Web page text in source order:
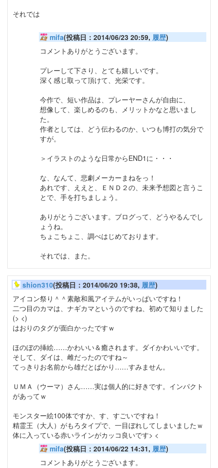
それでは
mifa(投稿日：2014/06/23 20:59, 履歴)
コメントありがとうございます。
プレーして下さり、とても嬉しいです。
深く感じ取って頂けて、光栄です。
今作で、短い作品は、プレーヤーさんが自由に、
想像して、楽しめるのも、メリットかなと思いまし
た。
作者としては、どう伝わるのか、いつも博打の気分で
すが。
＞イラストのような日常からEND1に・・・
な、なんて、悲劇メーカーまねをっ！
あれです、ええと、ＥＮＤ２の、未来予想図と言うこ
とで、手を打ちましょう。
ありがとうございます。ブログって、どうやるんでし
ょうね。
ちょこちょこ、調べはじめております。
それでは、また。
shion310(投稿日：2014/06/20 19:38, 履歴)
アイコン祭り＾＾素敵和風アイテムがいっぱいですね！
二つ目のカマは、ナギカマというのですね、初めて知りました
(> <)
はおりのタグが面白かったですｗ
ほのぼの挿絵……かわいい＆癒されます。ダイかわいいです。
そして、ダイは、雌だったのですね～
てっきりお名前から雄だとばかり……すみません。
ＵＭＡ（ウーマ）さん……実は個人的に好きです。インパクト
があってｗ
モンスター絵100体ですか、す、すごいですね！
精霊王（大人）がもろタイプで、一目ぼれしてしまいましたｗ
体に入っている赤いラインがカッコ良いです> <
mifa(投稿日：2014/06/22 14:31, 履歴)
コメントありがとうございます。